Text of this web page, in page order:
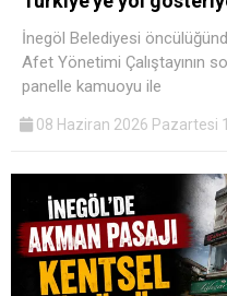
İnegöl Belediyesi
Afet Yönetimi Çalıştayının
panelle kamuoyu ile
08 Haziran 2026 Pazartesi